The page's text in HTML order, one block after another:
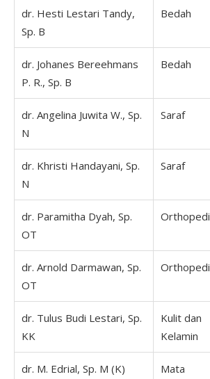
dr. Hesti Lestari Tandy,
Sp. B
Bedah
dr. Johanes Bereehmans
P. R., Sp. B
Bedah
dr. Angelina Juwita W., Sp.
N
Saraf
dr. Khristi Handayani, Sp.
N
Saraf
dr. Paramitha Dyah, Sp.
OT
Orthopedi
dr. Arnold Darmawan, Sp.
OT
Orthopedi
dr. Tulus Budi Lestari, Sp.
KK
Kulit dan
Kelamin
dr. M. Edrial, Sp. M (K)
Mata